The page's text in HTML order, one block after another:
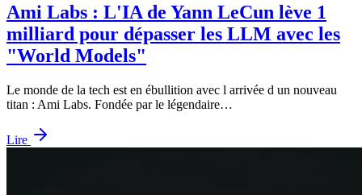
Ami Labs : L'IA de Yann LeCun lève 1
milliard pour dépasser les LLM avec les
"World Models"
Le monde de la tech est en ébullition avec l arrivée d un nouveau
titan : Ami Labs. Fondée par le légendaire…
Lire